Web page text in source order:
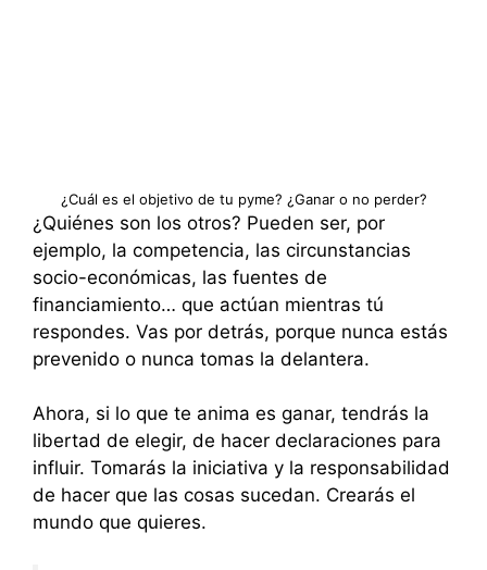
¿Cuál es el objetivo de tu pyme? ¿Ganar o no perder?
¿Quiénes son los otros? Pueden ser, por
ejemplo, la competencia, las circunstancias
socio-económicas, las fuentes de
financiamiento… que actúan mientras tú
respondes. Vas por detrás, porque nunca estás
prevenido o nunca tomas la delantera.
Ahora, si lo que te anima es ganar, tendrás la
libertad de elegir, de hacer declaraciones para
influir. Tomarás la iniciativa y la responsabilidad
de hacer que las cosas sucedan. Crearás el
mundo que quieres.